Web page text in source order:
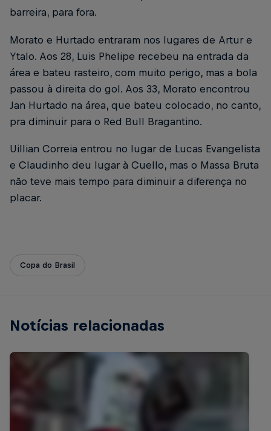
barreira, para fora.
Morato e Hurtado entraram nos lugares de Artur e
Ytalo. Aos 28, Luis Phelipe recebeu na entrada da
área e bateu rasteiro, com muito perigo, mas a bola
passou à direita do gol. Aos 33, Morato encontrou
Jan Hurtado na área, que bateu colocado, no canto,
pra diminuir para o Red Bull Bragantino.
Uillian Correia entrou no lugar de Lucas Evangelista
e Claudinho deu lugar à Cuello, mas o Massa Bruta
não teve mais tempo para diminuir a diferença no
placar.
Copa do Brasil
Notícias relacionadas